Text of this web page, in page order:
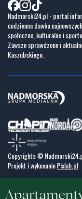
Nadmorski24.pl - portal
codzienna dawka
społeczne, kulturalne i
Zawsze sprawdzone i
Kaszubskiego.
Copyrights ©
Projekt i wykonaniePixlab.pl